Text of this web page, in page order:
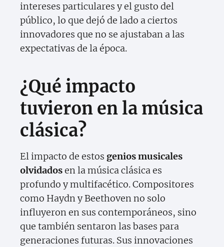
intereses particulares y el gusto del
público, lo que dejó de lado a ciertos
innovadores que no se ajustaban a las
expectativas de la época.
¿Qué impacto
tuvieron en la música
clásica?
El impacto de estos genios musicales
olvidadosen la música clásica es
profundo y multifacético. Compositores
como Haydn y Beethoven no solo
influyeron en sus contemporáneos, sino
que también sentaron las bases para
generaciones futuras. Sus innovaciones